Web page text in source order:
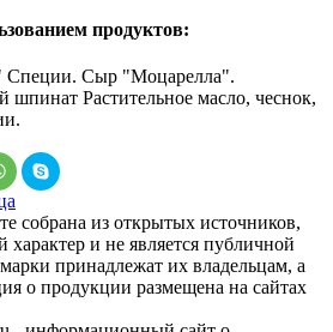
продуктов:
Специи. Сыр "Моцарелла".
Растительное масло, чеснок,
собрана из открытых источников,
и не является публичной
принадлежат их владельцам, а
о продукции размещена на сайтах